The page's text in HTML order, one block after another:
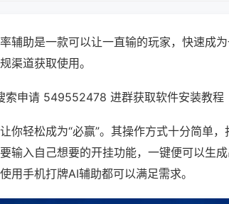
辅助是一款可以让一直输的玩家，快速成
渠道获取使用。
索申请 549552478 进群获取软件安装教程
你轻松成为“必赢”。其操作方式十分简单
输入自己想要的开挂功能，一键便可以生
用手机打牌AI辅助都可以满足需求。